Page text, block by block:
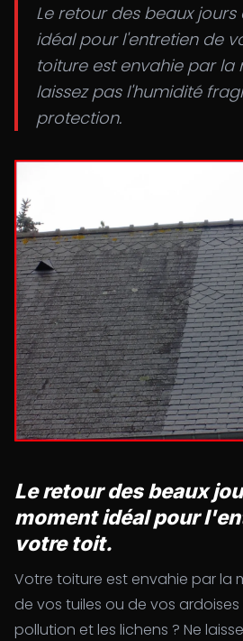
Le retour des beaux
idéal pour l'entretien de
toiture est envahie par la
laissez pas l'humidité
protection.
Le retour des beaux
moment idéal pour
votre toit.
Votre toiture est envahie par la
de vos tuiles ou de vos
pollution et les lichens ? Ne